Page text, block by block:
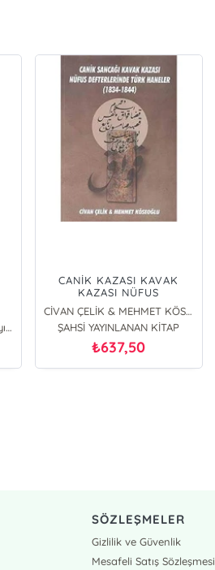
Türkiye İş Bankası Kültür Yayınları
CANİK KAZASI KAVAK
KAZASI NÜFUS
DEFTERLERİNDE TÜRK
HANELER(1834-1844)
CİVAN ÇELİK & MEHMET KÖSEOĞLU
ŞAHSİ YAYINLANAN KİTAP
₺637,50
SÖZLEŞMELER
Gizlilik ve Güvenlik
Mesafeli Satış Sözleşmesi